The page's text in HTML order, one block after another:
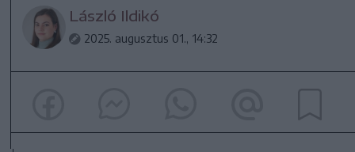
László Ildikó
2025. augusztus 01., 14:32